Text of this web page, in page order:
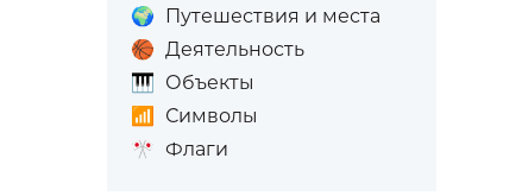
🌍 Путешествия и места
🏀 Деятельность
🎹 Объекты
📶
Символы
🎌 Флаги